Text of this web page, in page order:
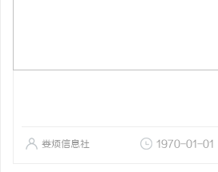
娄烦信息社 1970-01-01